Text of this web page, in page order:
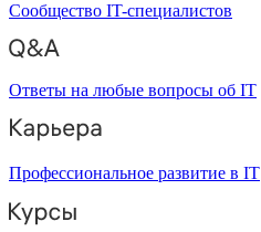
Сообщество IT-специалистов
Ответы на любые вопросы об IT
Профессиональное развитие в IT